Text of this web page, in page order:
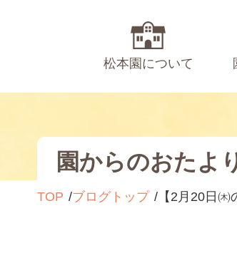
松本園について
園からのおたよ
TOP ブログトップ 【2月20日㈭